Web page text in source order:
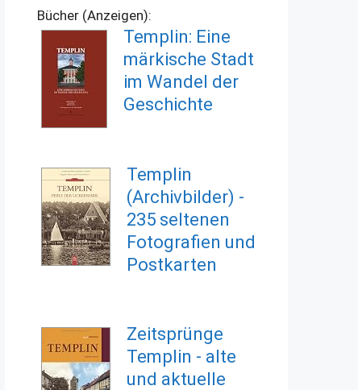
Bücher (Anzeigen):
Templin: Eine
märkische Stadt
im Wandel der
Geschichte
Templin
(Archivbilder) -
235 seltenen
Fotografien und
Postkarten
Zeitsprünge
Templin - alte
und aktuelle